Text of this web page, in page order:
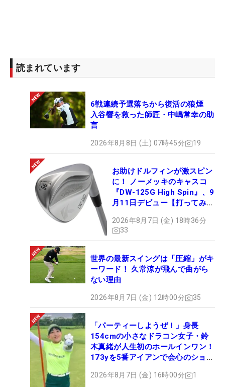
読まれています
6戦連続予選落ちから復活の狼煙
入谷響を救った師匠・中嶋常幸の助
言
2026年8月8日 (土) 07時45分 19
お助けドルフィンが激スピン
に！ ノーメッキのキャスコ
『DW-125G High Spin』、9
月11日デビュー【打ってみ
2026年8月7日 (金) 18時36分
33
世界の最新スイングは「圧縮」がキ
ーワード！ 久常涼が飛んで曲がら
ない理由
2026年8月7日 (金) 12時00分 35
「パーティーしようぜ！」身長
154cmの小さなドラコン女子・鈴
木真緒が人生初のホールインワン！
173yを5番アイアンで会心のショッ
2026年8月7日 (金) 16時00分 1